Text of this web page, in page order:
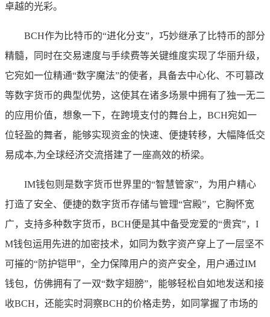
卓越的光彩。
BCH作为比特币的“进化分支”，巧妙继承了比特币的部分
精髓，同时在交易速度与手续费等关键维度实现了华丽升级，
它宛如一位精通“数字魔法”的使者，具备去中心化、不可篡改
等数字货币的典型优势，这使其在诸多场景中拥有了独一无二
的应用价值，想象一下，在跨境支付的舞台上，BCH宛如一
位轻盈的舞者，能够实现资金的快速、便捷转移，大幅降低交
易成本,为全球经济交流搭建了一座高效的桥梁。
IM钱包则是数字货币世界里的“智慧管家”，为用户精心
打造了安全、便捷的数字货币存储与管理“宫殿”，它胸怀宽
广，支持多种数字货币，BCH便是其中备受宠爱的“贵宾”，I
M钱包运用先进的加密技术，如同为数字资产穿上了一层坚不
可摧的“防护铠甲”，全力保障用户的资产安全，用户通过IM
钱包，仿佛拥有了一双“数字翅膀”，能够轻松自如地发送和接
收BCH，还能实时洞察BCH的价格走势，如同掌握了市场的